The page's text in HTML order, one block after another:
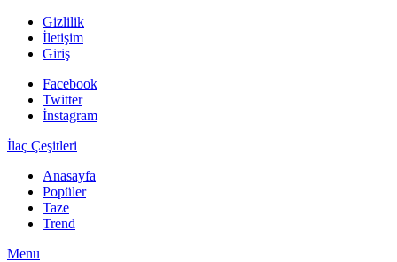
Gizlilik
İletişim
Giriş
Facebook
Twitter
İnstagram
İlaç Çeşitleri
Anasayfa
Popüler
Taze
Trend
Menu